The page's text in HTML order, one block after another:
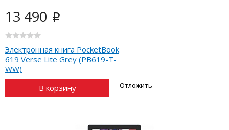
13 490 i
Электронная книга PocketBook
619 Verse Lite Grey (PB619-T-
WW)
В корзину
Отложить